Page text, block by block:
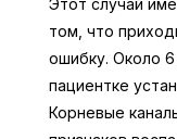
Этот случай
том, что
ошибку. Около 6
пациентке
Корневые